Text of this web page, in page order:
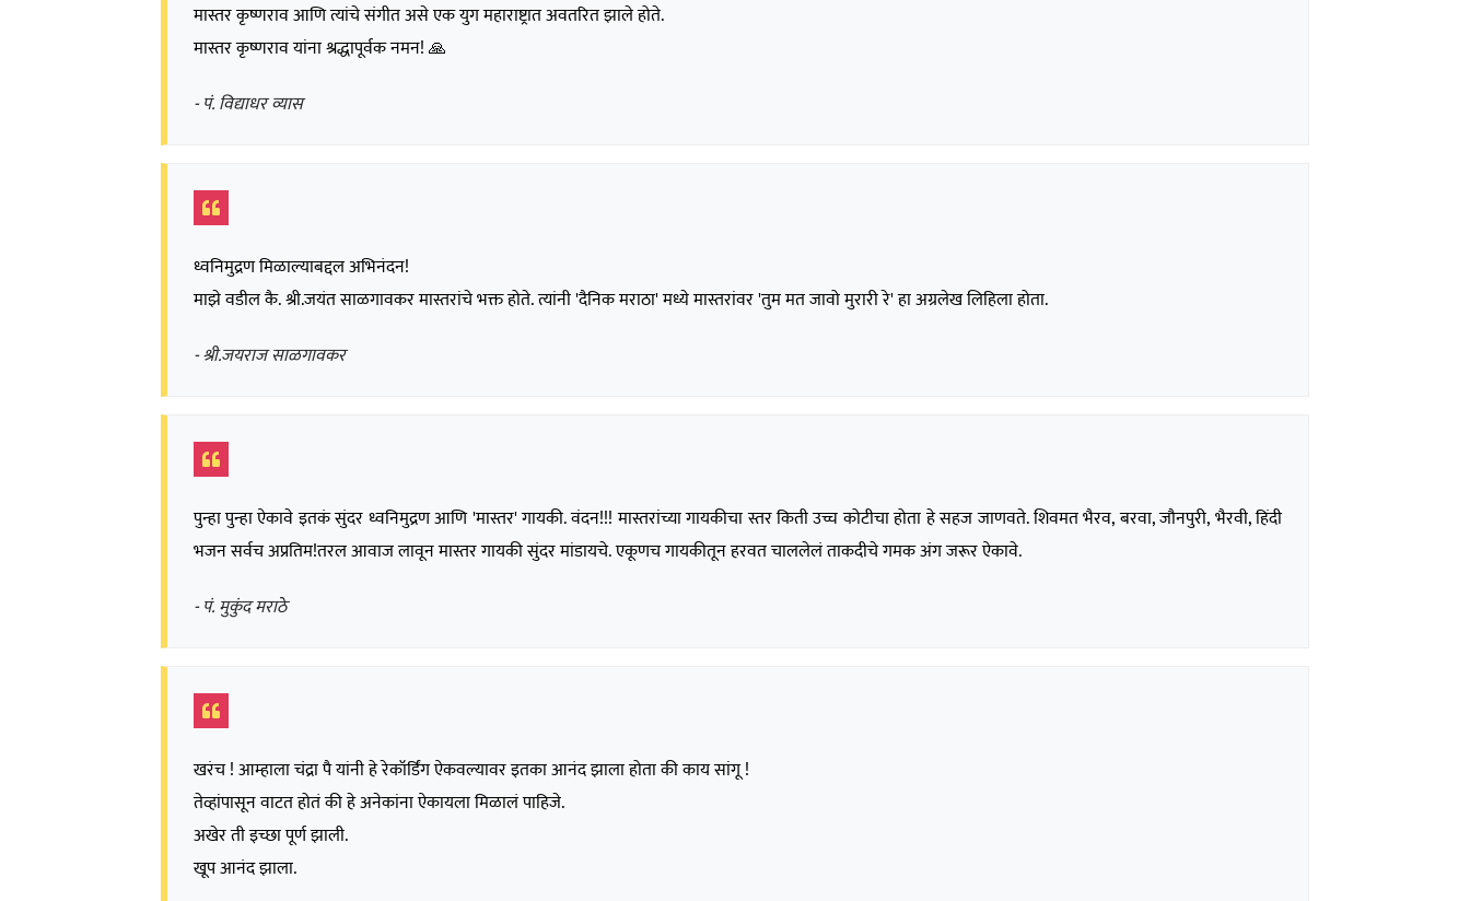
मास्तर कृष्णराव आणि त्यांचे संगीत असे एक युग महाराष्ट्रात अवतरित झाले होते.
मास्तर कृष्णराव यांना श्रद्धापूर्वक नमन! 🙏
- पं. विद्याधर व्यास
ध्वनिमुद्रण मिळाल्याबद्दल अभिनंदन!
माझे वडील कै. श्री.जयंत साळगावकर मास्तरांचे भक्त होते. त्यांनी 'दैनिक मराठा' मध्ये मास्तरांवर 'तुम मत जावो मुरारी रे' हा अग्रलेख लिहिला होता.
- श्री.जयराज साळगावकर
पुन्हा पुन्हा ऐकावे इतकं सुंदर ध्वनिमुद्रण आणि 'मास्तर' गायकी. वंदन!!! मास्तरांच्या गायकीचा स्तर किती उच्च कोटीचा होता हे सहज जाणवते. शिवमत भैरव, बरवा, जौनपुरी, भैरवी, हिंदी
भजन सर्वच अप्रतिम!तरल आवाज लावून मास्तर गायकी सुंदर मांडायचे. एकूणच गायकीतून हरवत चाललेलं ताकदीचे गमक अंग जरूर ऐकावे.
- पं. मुकुंद मराठे
खरंच ! आम्हाला चंद्रा पै यांनी हे रेकॉर्डिंग ऐकवल्यावर इतका आनंद झाला होता की काय सांगू !
तेव्हांपासून वाटत होतं की हे अनेकांना ऐकायला मिळालं पाहिजे.
अखेर ती इच्छा पूर्ण झाली.
खूप आनंद झाला.